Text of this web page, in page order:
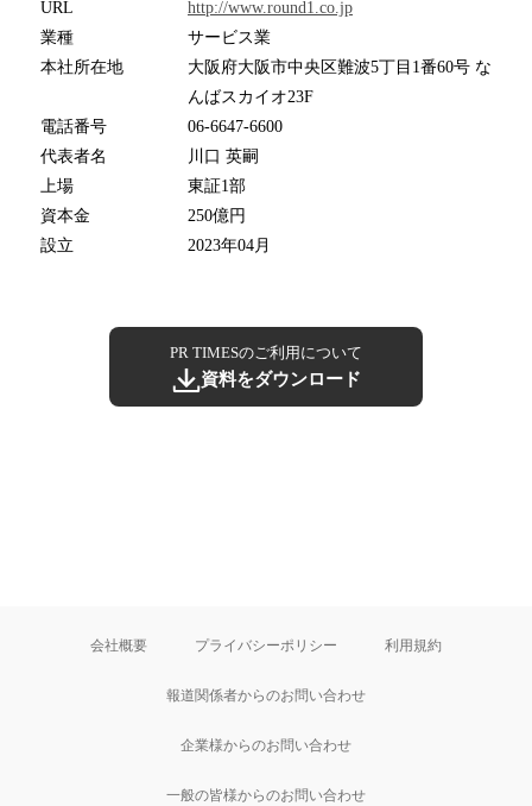
URL
http://www.round1.co.jp
業種
サービス業
本社所在地
大阪府大阪市中央区難波5丁目1番60号 な
んばスカイオ23F
電話番号
06-6647-6600
代表者名
川⼝ 英嗣
上場
東証1部
資本金
250億円
設立
2023年04月
PR TIMESのご利用について
資料をダウンロード
会社概要 プライバシーポリシー 利用規約
報道関係者からのお問い合わせ
企業様からのお問い合わせ
一般の皆様からのお問い合わせ